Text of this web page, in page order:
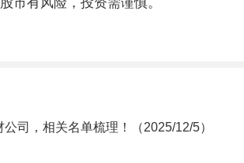
市有风险，投资需谨慎。
司，相关名单梳理！（2025/12/5）